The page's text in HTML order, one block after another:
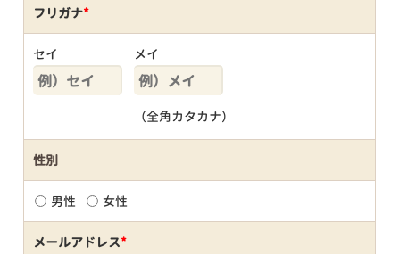
フリガナ*
セイ メイ
（全角カタカナ）
性別
男性 女性
メールアドレス*